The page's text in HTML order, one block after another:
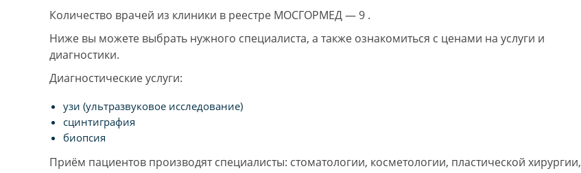
Количество врачей из клиники в реестре МОСГОРМЕД — 9 .
Ниже вы можете выбрать нужного специалиста, а также ознакомиться с ценами на услуги и
диагностики.
Диагностические услуги:
узи (ультразвуковое исследование)
сцинтиграфия
биопсия
Приём пациентов производят специалисты: стоматологии, косметологии, пластической хирургии,